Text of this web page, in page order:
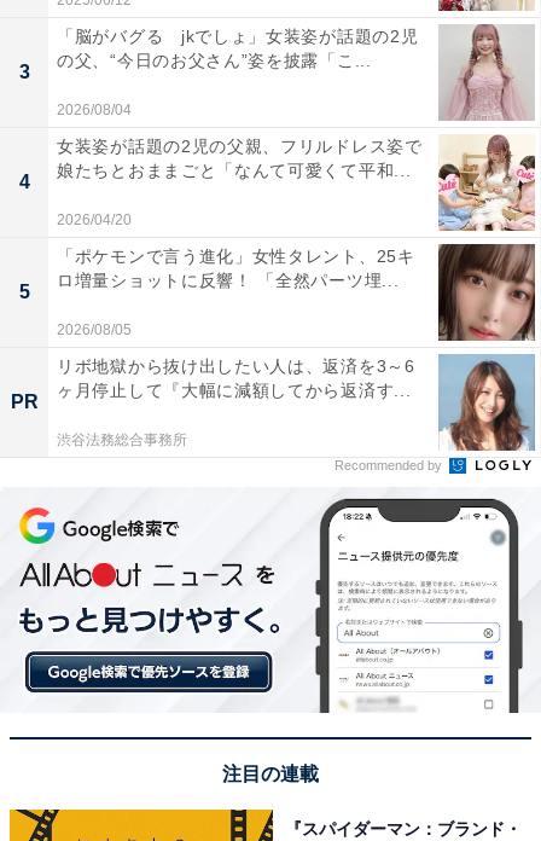
3
「脳がバグる jkでしょ」女装姿が話題の2児
の父、“今日のお父さん”姿を披露「こ...
2026/08/04
4
女装姿が話題の2児の父親、フリルドレス姿で
娘たちとおままごと「なんて可愛くて平和...
2026/04/20
5
「ポケモンで言う進化」女性タレント、25キ
ロ増量ショットに反響！ 「全然パーツ埋...
2026/08/05
PR
リボ地獄から抜け出したい人は、返済を3～6
ヶ月停止して『大幅に減額してから返済す...
渋谷法務総合事務所
Recommended by
注目の連載
『スパイダーマン：ブランド・